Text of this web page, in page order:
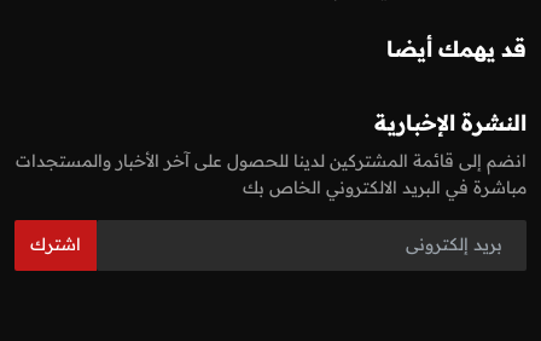
قد يهمك أيضا
النشرة الإخبارية
انضم إلى قائمة المشتركين لدينا للحصول على آخر الأخبار والمستجدات
مباشرة في البريد الالكتروني الخاص بك
اشترك